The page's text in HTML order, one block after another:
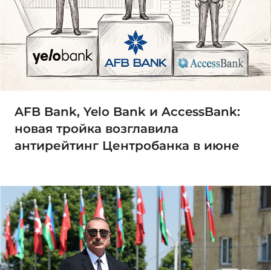
AFB Bank, Yelo Bank и AccessBank:
новая тройка возглавила
антирейтинг Центробанка в июне